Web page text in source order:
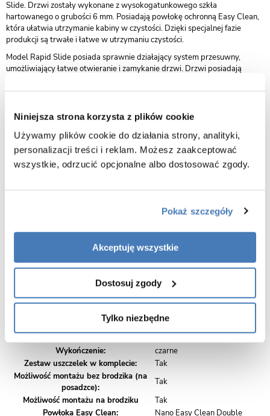
Niniejsza strona korzysta z plików cookie
Używamy plików cookie do działania strony, analityki,
personalizacji treści i reklam. Możesz zaakceptować
wszystkie, odrzucić opcjonalne albo dostosować zgody.
Pokaż szczegóły
Akceptuję wszystkie
Dostosuj zgody
Tylko niezbędne
Slide. Drzwi zostały wykonane z wysokogatunkowego szkła
hartowanego o grubości 6 mm. Posiadają powłokę ochronną Easy Clean,
która ułatwia utrzymanie kabiny w czystości. Dzięki specjalnej fazie
produkcji są trwałe i łatwe w utrzymaniu czystości.
Model Rapid Slide posiada sprawnie działający system przesuwny,
umożliwiający łatwe otwieranie i zamykanie drzwi. Drzwi posiadają
idealnie gładko przez cały czas użytkowania. Dzięki niezwykle
zapewniają 100% szczelność i niezawodność podczas użytkowania.
Szklane drzwi do prysznica są dostępne w siedmiu rozmiarach, tak aby
każdy mógł dobrać odpowiedni do swojego projektu. Przed zakupem
należy dokładnie zmierzyć szerokość oraz wysokość wnęki. Dobrze
dobrane drzwi prysznicowe stworzą idealny wygląd łazienki i zapewnią
Sposób otwierania drzwi:
Kierunek otwierania drzwi
uniwersalny prawy/lewy
Rozmiar
110 cm
Wysokość
195 cm
Kolor szkła:
Transparent - przezroczysty
Grubość szkła:
6 mm hartowane
Materiał profili:
Wykończenie:
czarne
Zestaw uszczelek w komplecie:
Tak
Możliwość montażu bez brodzika (na
posadzce):
Tak
Możliwość montażu na brodziku
Tak
Powłoka Easy Clean:
Nano Easy Clean Double